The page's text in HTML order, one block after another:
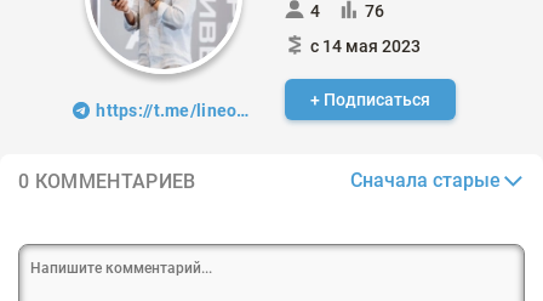
https://t.me/lineoffrus
4
76
с 14 мая 2023
+ Подписаться
0 КОММЕНТАРИЕВ Сначала старые